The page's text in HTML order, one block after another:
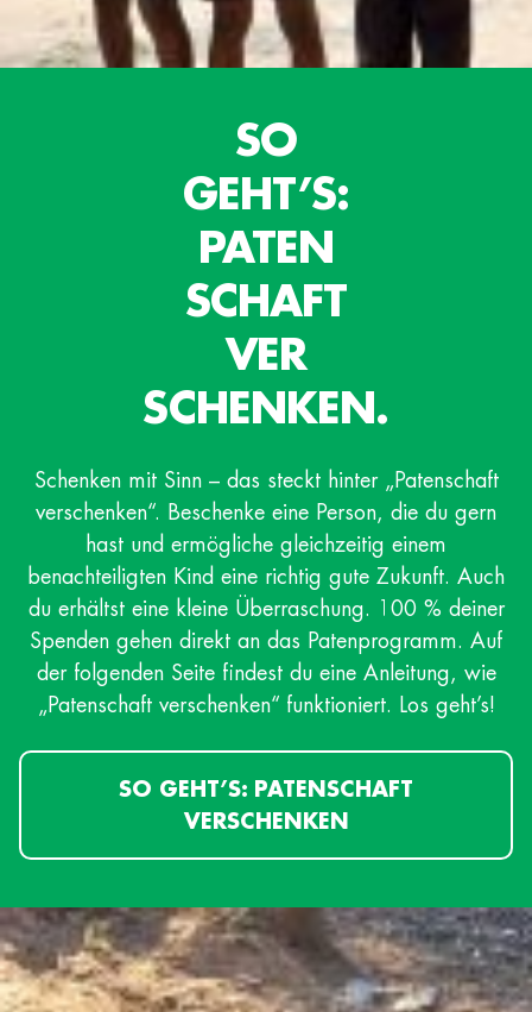
SO
GEHT’S:
PATEN
SCHAFT
VER
SCHENKEN.
Schenken mit Sinn – das steckt hinter „Patenschaft
verschenken“. Beschenke eine Person, die du gern
hast und ermögliche gleichzeitig einem
benachteiligten Kind eine richtig gute Zukunft. Auch
du erhältst eine kleine Überraschung. 100 % deiner
Spenden gehen direkt an das Patenprogramm. Auf
der folgenden Seite findest du eine Anleitung, wie
„Patenschaft verschenken“ funktioniert. Los geht’s!
SO GEHT’S: PATENSCHAFT
VERSCHENKEN